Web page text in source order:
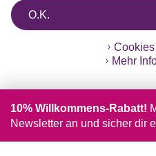
O.K.
Mehr
10% Willkommens-Rabatt!
Newsletter an und sicher dir